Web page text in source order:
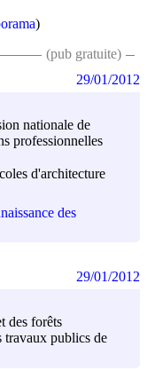
)
(pub gratuite)
nationale de
professionnelles
d'architecture
des
29/01/2012
des forêts
travaux publics de
29/01/2012